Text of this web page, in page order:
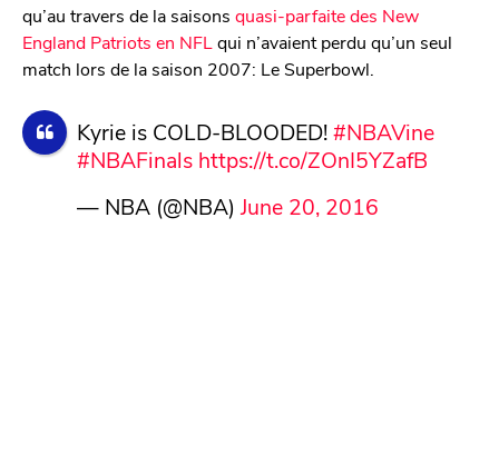
qu’au travers de la saisons quasi-parfaite des New
England Patriots en NFL qui n’avaient perdu qu’un seul
match lors de la saison 2007: Le Superbowl.
Kyrie is COLD-BLOODED!#NBAVine
#NBAFinals https://t.co/ZOnI5YZafB
— NBA (@NBA) June 20, 2016